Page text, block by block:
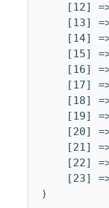
[12]
[13]
[14]
[15]
[16]
[17]
[18]
[19]
[20]
[21]
[22]
[23]
)